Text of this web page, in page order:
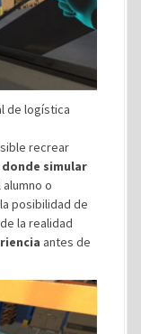
de logística
recrear
simular
alumno o
posibilidad de
la realidad
antes de